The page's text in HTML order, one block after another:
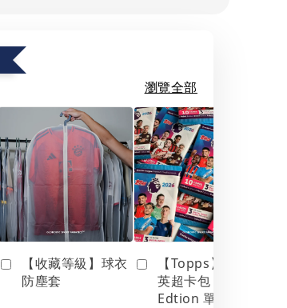
瀏覽全部
【收藏等級】球衣
防塵套
【Topps】25/26
英超卡包 Debut
Edtion 單包